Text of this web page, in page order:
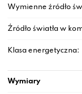
Wymienne źródło
Źródło światła w
Klasa energetyczna:
Wymiary